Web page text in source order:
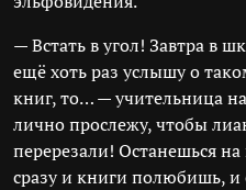
— Встать в угол! Завтра в
ещё хоть раз услышу о
книг, то… — учительница
лично прослежу, чтобы
перерезали! Останешься
сразу и книги полюбишь, и